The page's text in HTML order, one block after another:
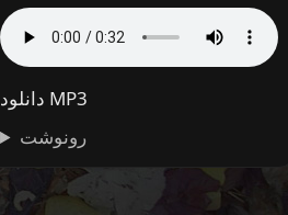
دانلود MP3
رونوشت